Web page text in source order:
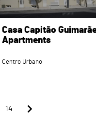
Casa Capitão
Apartments
Centro Urbano
14